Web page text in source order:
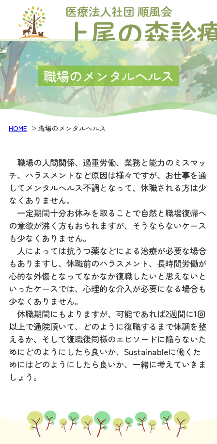
職場のメンタルヘルス
HOME 職場のメンタルヘルス
職場の人間関係、過重労働、業務と能力のミスマッ
チ、ハラスメントなど原因は様々ですが、お仕事を通
してメンタルヘルス不調となって、休職される方は少
なくありません。
一定期間十分お休みを取ることで自然と職場復帰へ
の意欲が沸く方もおられますが、そうならないケース
も少なくありません。
人によっては抗うつ薬などによる治療が必要な場合
もありますし、休職前のハラスメント、長時間労働が
心的な外傷となってなかなか復職したいと思えないと
いったケースでは、心理的な介入が必要になる場合も
少なくありません。
休職期間にもよりますが、可能であれば2週間に1回
以上で通院頂いて、どのように復職するまで体調を整
えるか、そして復職後同様のエピソードに陥らないた
めにどのようにしたら良いか、Sustainableに働くた
めにはどのようにしたら良いか、一緒に考えていきま
しょう。